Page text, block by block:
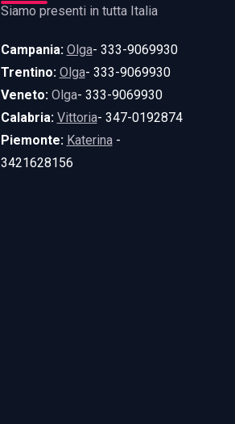
Siamo presenti in tutta Italia
Campania: Olga- 333-9069930
Trentino: Olga- 333-9069930
Veneto: Olga- 333-9069930
Calabria: Vittoria- 347-0192874
Piemonte: Katerina-
3421628156